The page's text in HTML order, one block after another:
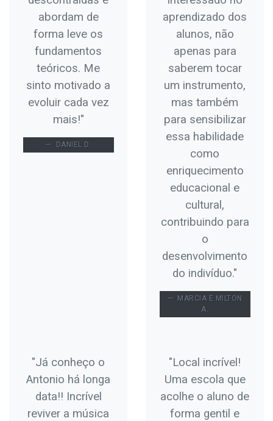
abordam de
forma leve os
fundamentos
teóricos. Me
sinto motivado a
evoluir cada vez
mais!"
DANIEL D.
aprendizado dos
alunos, não
apenas para
saberem tocar
um instrumento,
mas também
para sensibilizar
essa habilidade
como
enriquecimento
educacional e
cultural,
contribuindo para
o
desenvolvimento
do indivíduo."
MARCIA E MILTON
A.
"Já conheço o
Antonio há longa
data!! Incrível
reviver a música
"Local incrível!
Uma escola que
acolhe o aluno de
forma gentil e